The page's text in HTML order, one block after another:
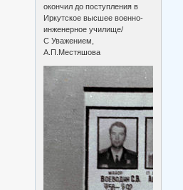
окончил до поступления в
Иркутское высшее военно-
инженерное училище/
С Уважением,
А.П.Местяшова